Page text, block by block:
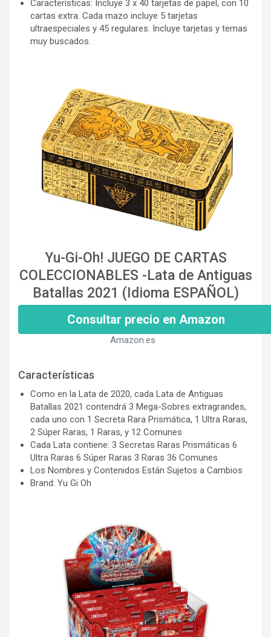
Características: Incluye 3 x 40 tarjetas de papel, con 10
cartas extra. Cada mazo incluye 5 tarjetas
ultraespeciales y 45 regulares. Incluye tarjetas y temas
muy buscados.
Yu-Gi-Oh! JUEGO DE CARTAS
COLECCIONABLES -Lata de Antiguas
Batallas 2021 (Idioma ESPAÑOL)
Consultar precio en Amazon
Amazon.es
Características
Como en la Lata de 2020, cada Lata de Antiguas
Batallas 2021 contendrá 3 Mega-Sobres extragrandes,
cada uno con 1 Secreta Rara Prismática, 1 Ultra Raras,
2 Súper Raras, 1 Raras, y 12 Comunes
Cada Lata contiene: 3 Secretas Raras Prismáticas 6
Ultra Raras 6 Súper Raras 3 Raras 36 Comunes
Los Nombres y Contenidos Están Sujetos a Cambios
Brand: Yu Gi Oh